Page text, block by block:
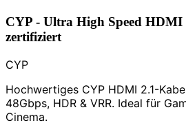
CYP - Ultra High Speed HDMI
zertifiziert
CYP
Hochwertiges CYP HDMI 2.1-
48Gbps, HDR & VRR. Ideal für
Cinema.